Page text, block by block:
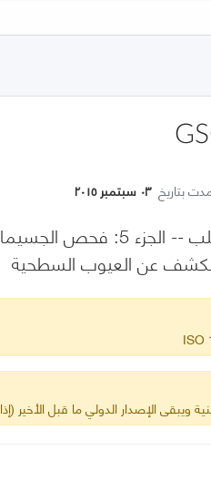
بتاريخ ٠٣ سبتمبر ٢٠١٥
الاختبارات غير الإتلافية
للكشف عن العيوب السطحية
ويبقى الإصدار الدولي ما قبل الأخير